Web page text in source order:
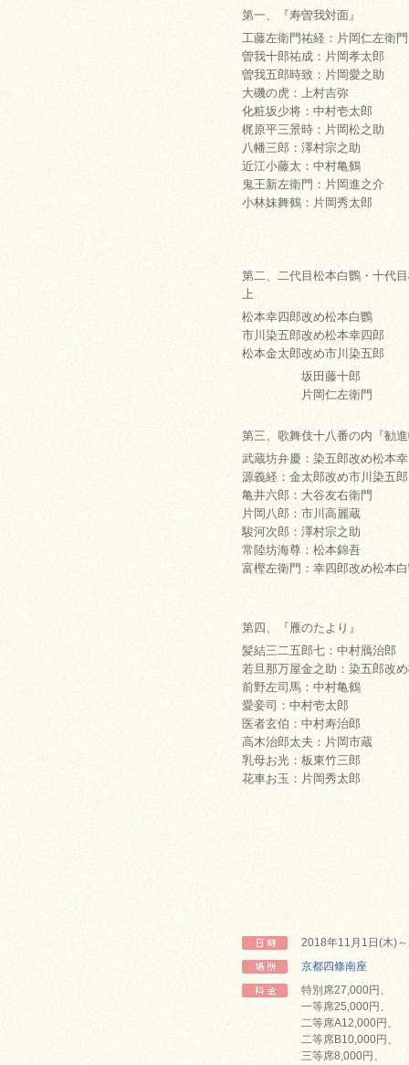
第一、『寿曽我対面』
工藤左衛門祐経：片岡仁左衛門
曽我十郎祐成：片岡孝太郎
曽我五郎時致：片岡愛之助
大磯の虎：上村吉弥
化粧坂少将：中村壱太郎
梶原平三景時：片岡松之助
八幡三郎：澤村宗之助
近江小藤太：中村亀鶴
鬼王新左衛門：片岡進之介
小林妹舞鶴：片岡秀太郎
第二、二代目松本白鸚・十代
上
松本幸四郎改め松本白鸚
市川染五郎改め松本幸四郎
松本金太郎改め市川染五郎
坂田藤十郎
片岡仁左衛門
第三、歌舞伎十八番の内『勧
武蔵坊弁慶：染五郎改め松本
源義経：金太郎改め市川染五郎
亀井六郎：大谷友右衛門
片岡八郎：市川高麗蔵
駿河次郎：澤村宗之助
常陸坊海尊：松本錦吾
富樫左衛門：幸四郎改め松本
第四、『雁のたより』
髪結三二五郎七：中村鴈治郎
若旦那万屋金之助：染五郎改
前野左司馬：中村亀鶴
愛妾司：中村壱太郎
医者玄伯：中村寿治郎
高木治郎太夫：片岡市蔵
乳母お光：板東竹三郎
花車お玉：片岡秀太郎
2018年11月1日(木)
京都四條南座
特別席27,000円、
一等席25,000円、
二等席A12,000円、
二等席B10,000円、
三等席8,000円、